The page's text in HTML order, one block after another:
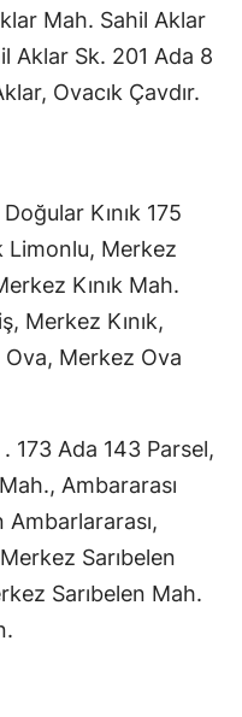
Mah. Sahil Aklar
Aklar Sk. 201 Ada 8
Ovacık Çavdır.
Kınık 175
Limonlu, Merkez
Kınık Mah.
Merkez Kınık,
Ova, Merkez Ova
173 Ada 143 Parsel,
Ambararası
Ambarlararası,
Sarıbelen
Sarıbelen Mah.